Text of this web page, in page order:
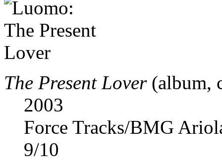
The Present Lover(album,
2003
Force Tracks/BMG
9/10